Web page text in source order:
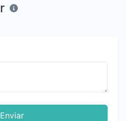
Enviar